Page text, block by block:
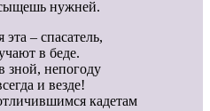
нужней.
– спасатель,
в беде.
зной, непогоду
и везде!
кадетам